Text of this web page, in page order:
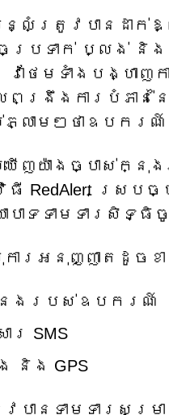
លំត្រូវបានដាក់ឱ្យ
ប្រទាក់ ប្លង់ និ
ាថែមទាំងបង្ហា
ពង្រឹងការបំភាន់
ភ្លាមៗថាឧបក
ឃើញយ៉ាងច្បាស់ក្នុ
RedAlert ស្របច្
បាទទាមទារសិទ្
ារអនុញ្ញាតដូចខា
នងរបស់ឧបករណ៍
រ SMS
និង GPS
វបានទាមទារស